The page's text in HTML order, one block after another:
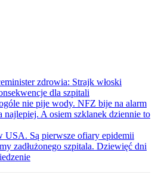
zdrowia: Strajk włoski
dla szpitali
nie pije wody. NFZ bije na alarm
najlepiej. A osiem szklanek dziennie to
USA. Są pierwsze ofiary epidemii
zadłużonego szpitala. Dziewięć dni